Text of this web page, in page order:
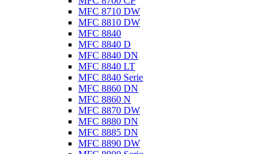
MFC 8710 DW
MFC 8810 DW
MFC 8840
MFC 8840 D
MFC 8840 DN
MFC 8840 LT
MFC 8840 Serie
MFC 8860 DN
MFC 8860 N
MFC 8870 DW
MFC 8880 DN
MFC 8885 DN
MFC 8890 DW